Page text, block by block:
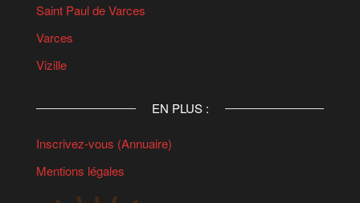
Saint Paul de Varces
Varces
Vizille
EN PLUS :
Inscrivez-vous (Annuaire)
Mentions légales